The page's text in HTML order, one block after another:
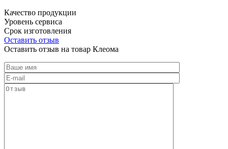
Качество продукции
Уровень сервиса
Срок изготовления
Оставить отзыв
Оставить отзыв на товар Клеома